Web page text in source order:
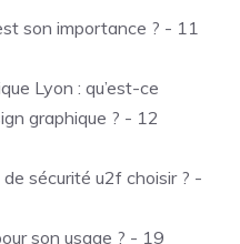
son importance ? - 11
Lyon : qu’est-ce
graphique ? - 12
sécurité u2f choisir ? -
son usage ? - 19